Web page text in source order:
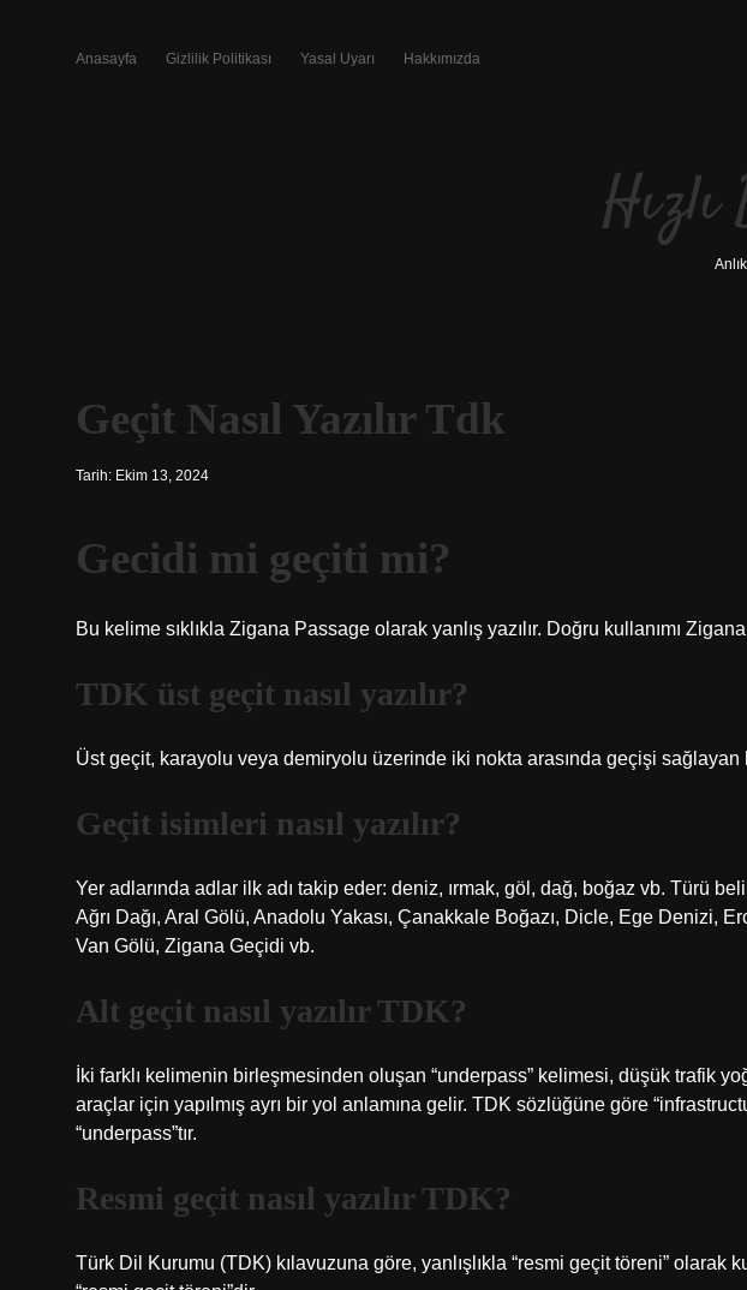
Anasayfa Gizlilik Politikası Yasal Uyarı Hakkımızda
Geçit Nasıl Yazılır Tdk
Tarih: Ekim 13, 2024
Gecidi mi geçiti mi?
Bu kelime sıklıkla Zigana Passage olarak yanlış yazılır. Doğru kullanımı
TDK üst geçit nasıl yazılır?
Üst geçit, karayolu veya demiryolu üzerinde iki nokta arasında geçişi sağlayan
Geçit isimleri nasıl yazılır?
Yer adlarında adlar ilk adı takip eder: deniz, ırmak, göl, dağ, boğaz vb. Türü
Ağrı Dağı, Aral Gölü, Anadolu Yakası, Çanakkale Boğazı, Dicle, Ege Denizi,
Van Gölü, Zigana Geçidi vb.
Alt geçit nasıl yazılır TDK?
İki farklı kelimenin birleşmesinden oluşan “underpass” kelimesi, düşük trafik
araçlar için yapılmış ayrı bir yol anlamına gelir. TDK sözlüğüne göre
“underpass”tır.
Resmi geçit nasıl yazılır TDK?
Türk Dil Kurumu (TDK) kılavuzuna göre, yanlışlıkla “resmi geçit töreni” olarak